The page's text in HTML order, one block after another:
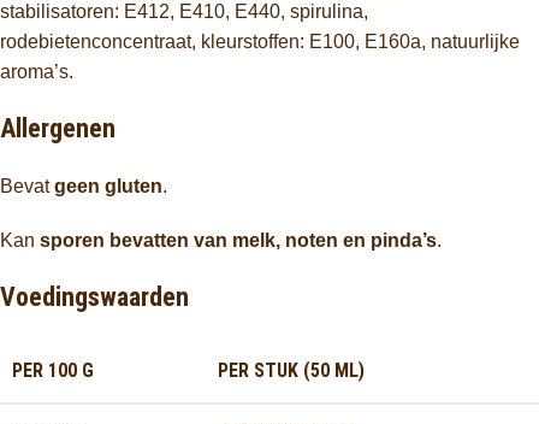
stabilisatoren: E412, E410, E440, spirulina,
rodebietenconcentraat, kleurstoffen: E100, E160a, natuurlijke
aroma’s.
Allergenen
Bevatgeen gluten.
Kan sporen bevatten van melk, noten en pinda’s.
Voedingswaarden
PER 100 G PER STUK (50 ML)